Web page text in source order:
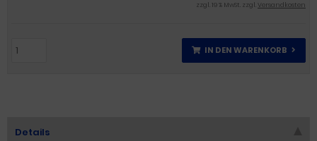
zzgl. 19 % MwSt. zzgl.Versandkosten
IN DEN WARENKORB
Details